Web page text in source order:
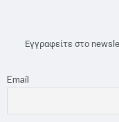
Εγγραφείτε στο
Email